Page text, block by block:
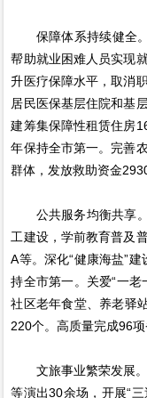
保障体系持续健全。
帮助就业困难人员实现
升医疗保障水平，取消
居民医保基层住院和基
建筹集保障性租赁住房
年保持全市第一。完善
群体，发放救助资金
公共服务均衡共享。
工建设，学前教育普及
A等。深化“健康海盐”
持全市第一。关爱“一老
社区老年食堂、养老驿
220个。高质量完成96项
文旅事业繁荣发展。
等演出30余场，开展“